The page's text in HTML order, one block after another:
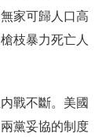
家可歸人口高
枝暴力死亡人
戰不斷。美國
黨妥協的制度